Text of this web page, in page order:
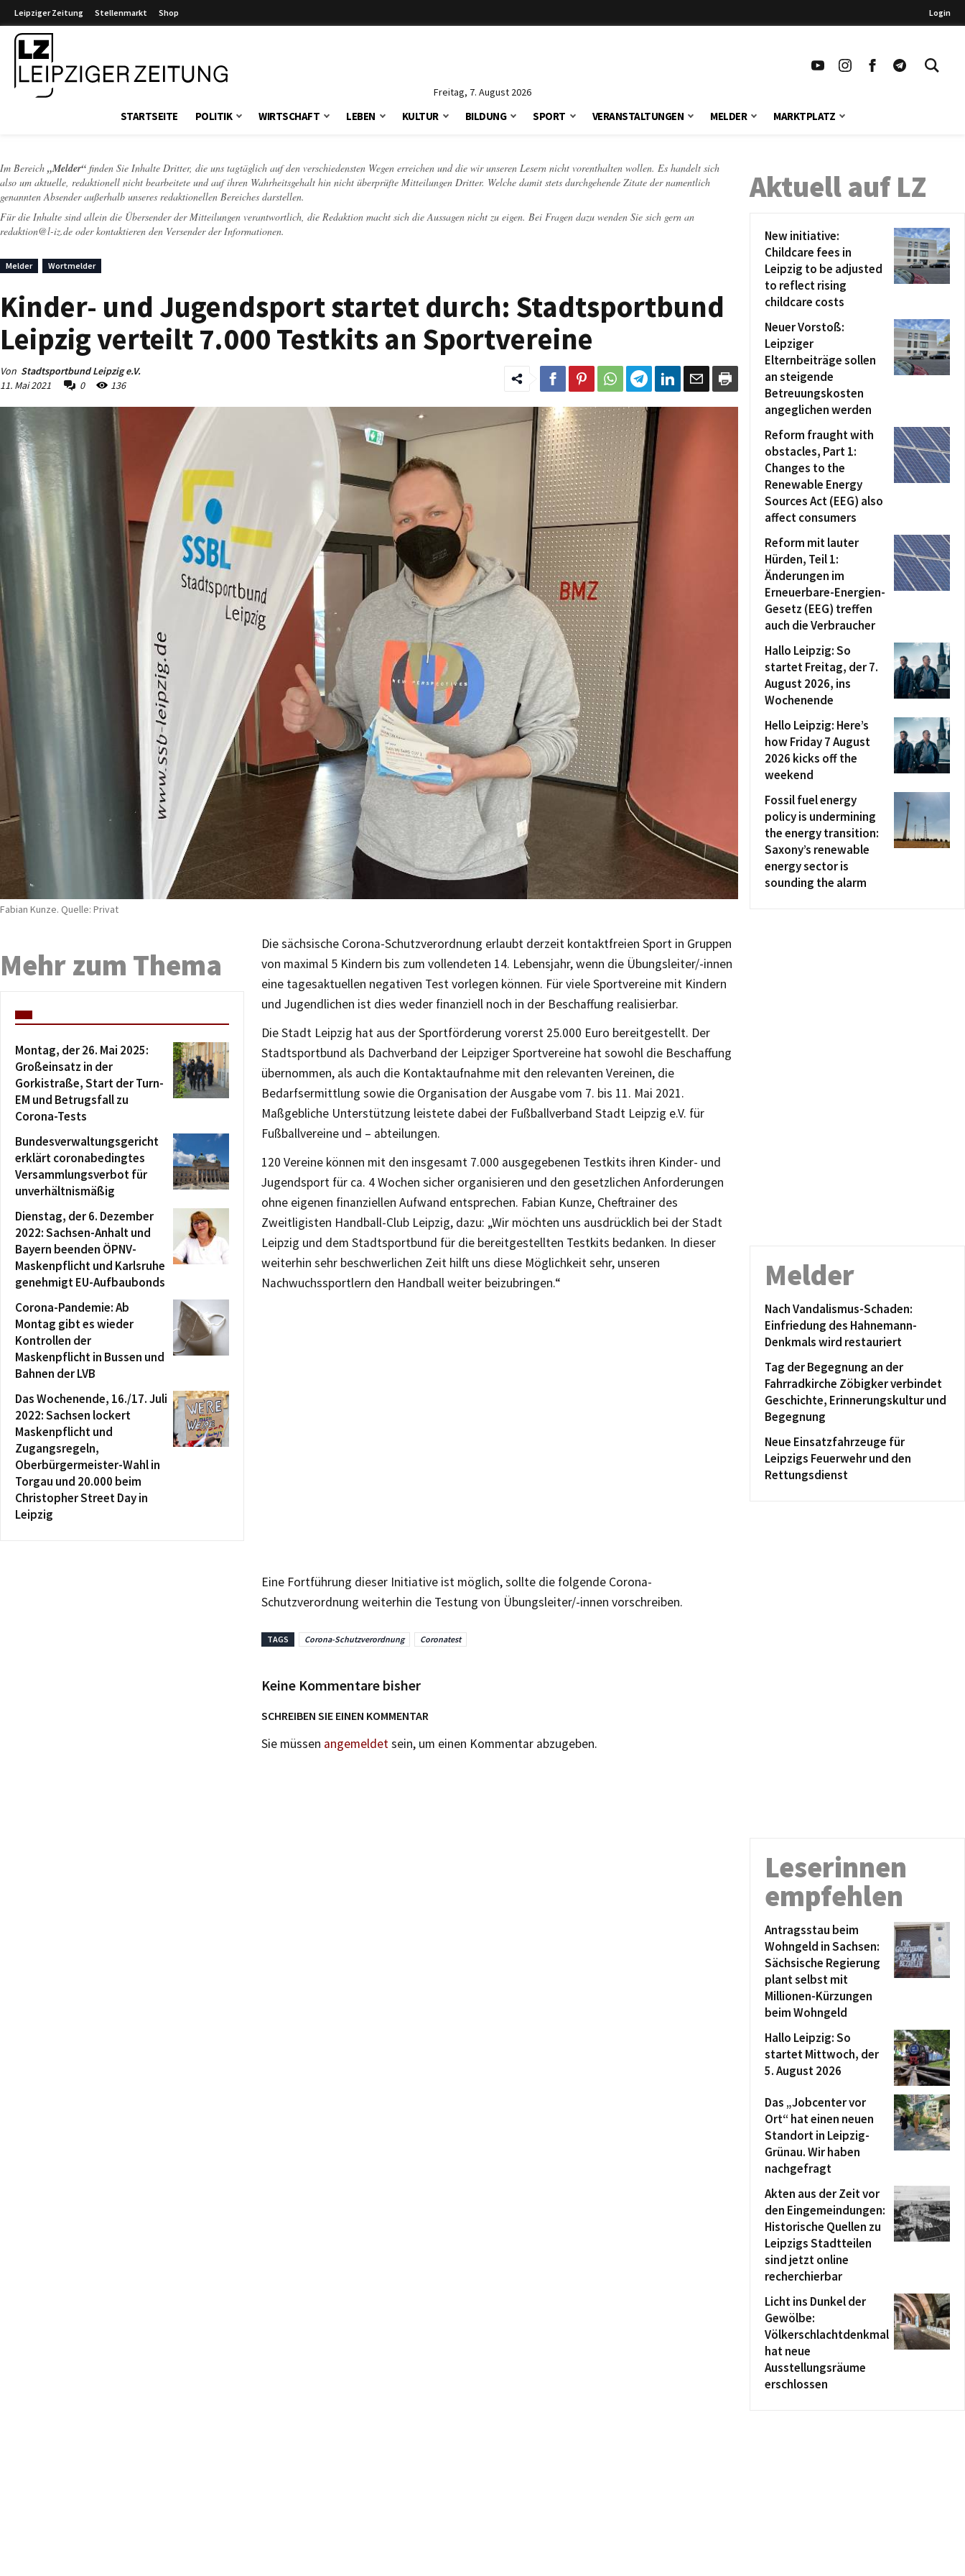
Leipziger Zeitung Stellenmarkt Shop Login
Freitag, 7. August 2026
STARTSEITE POLITIK WIRTSCHAFT LEBEN KULTUR BILDUNG SPORT VERANSTALTUNGEN MELDER MARKTPLATZ
Im Bereich „Melder“ finden Sie Inhalte Dritter, die uns tagtäglich auf den verschiedensten Wegen erreichen und die wir unseren Lesern nicht vorenthalten wollen. Es handelt sich
also um aktuelle, redaktionell nicht bearbeitete und auf ihren Wahrheitsgehalt hin nicht überprüfte Mitteilungen Dritter. Welche damit stets durchgehende Zitate der namentlich
genannten Absender außerhalb unseres redaktionellen Bereiches darstellen.
Für die Inhalte sind allein die Übersender der Mitteilungen verantwortlich, die Redaktion macht sich die Aussagen nicht zu eigen. Bei Fragen dazu wenden Sie sich gern an
redaktion@l-iz.de oder kontaktieren den Versender der Informationen.
Melder Wortmelder
Kinder- und Jugendsport startet durch: Stadtsportbund
Leipzig verteilt 7.000 Testkits an Sportvereine
Von Stadtsportbund Leipzig e.V.
11. Mai 2021
0 136
Fabian Kunze. Quelle: Privat
Die sächsische Corona-Schutzverordnung erlaubt derzeit kontaktfreien Sport in Gruppen
von maximal 5 Kindern bis zum vollendeten 14. Lebensjahr, wenn die Übungsleiter/-innen
eine tagesaktuellen negativen Test vorlegen können. Für viele Sportvereine mit Kindern
und Jugendlichen ist dies weder finanziell noch in der Beschaffung realisierbar.
Die Stadt Leipzig hat aus der Sportförderung vorerst 25.000 Euro bereitgestellt. Der
Stadtsportbund als Dachverband der Leipziger Sportvereine hat sowohl die Beschaffung
übernommen, als auch die Kontaktaufnahme mit den relevanten Vereinen, die
Bedarfsermittlung sowie die Organisation der Ausgabe vom 7. bis 11. Mai 2021.
Maßgebliche Unterstützung leistete dabei der Fußballverband Stadt Leipzig e.V. für
Fußballvereine und – abteilungen.
120 Vereine können mit den insgesamt 7.000 ausgegebenen Testkits ihren Kinder- und
Jugendsport für ca. 4 Wochen sicher organisieren und den gesetzlichen Anforderungen
ohne eigenen finanziellen Aufwand entsprechen. Fabian Kunze, Cheftrainer des
Zweitligisten Handball-Club Leipzig, dazu: „Wir möchten uns ausdrücklich bei der Stadt
Leipzig und dem Stadtsportbund für die bereitgestellten Testkits bedanken. In dieser
weiterhin sehr beschwerlichen Zeit hilft uns diese Möglichkeit sehr, unseren
Nachwuchssportlern den Handball weiter beizubringen.“
Eine Fortführung dieser Initiative ist möglich, sollte die folgende Corona-
Schutzverordnung weiterhin die Testung von Übungsleiter/-innen vorschreiben.
TAGS Corona-Schutzverordnung Coronatest
Keine Kommentare bisher
SCHREIBEN SIE EINEN KOMMENTAR
Sie müssen angemeldetsein, um einen Kommentar abzugeben.
Mehr zum Thema
Montag, der 26. Mai 2025:
Großeinsatz in der
Gorkistraße, Start der Turn-
EM und Betrugsfall zu
Corona-Tests
Bundesverwaltungsgericht
erklärt coronabedingtes
Versammlungsverbot für
unverhältnismäßig
Dienstag, der 6. Dezember
2022: Sachsen-Anhalt und
Bayern beenden ÖPNV-
Maskenpflicht und Karlsruhe
genehmigt EU-Aufbaubonds
Corona-Pandemie: Ab
Montag gibt es wieder
Kontrollen der
Maskenpflicht in Bussen und
Bahnen der LVB
Das Wochenende, 16./17. Juli
2022: Sachsen lockert
Maskenpflicht und
Zugangsregeln,
Oberbürgermeister-Wahl in
Torgau und 20.000 beim
Christopher Street Day in
Leipzig
Aktuell auf LZ
New initiative:
Childcare fees in
Leipzig to be adjusted
to reflect rising
childcare costs
Neuer Vorstoß:
Leipziger
Elternbeiträge sollen
an steigende
Betreuungskosten
angeglichen werden
Reform fraught with
obstacles, Part 1:
Changes to the
Renewable Energy
Sources Act (EEG) also
affect consumers
Reform mit lauter
Hürden, Teil 1:
Änderungen im
Erneuerbare-Energien-
Gesetz (EEG) treffen
auch die Verbraucher
Hallo Leipzig: So
startet Freitag, der 7.
August 2026, ins
Wochenende
Hello Leipzig: Here’s
how Friday 7 August
2026 kicks off the
weekend
Fossil fuel energy
policy is undermining
the energy transition:
Saxony’s renewable
energy sector is
sounding the alarm
Melder
Nach Vandalismus-Schaden:
Einfriedung des Hahnemann-
Denkmals wird restauriert
Tag der Begegnung an der
Fahrradkirche Zöbigker verbindet
Geschichte, Erinnerungskultur und
Begegnung
Neue Einsatzfahrzeuge für
Leipzigs Feuerwehr und den
Rettungsdienst
Leserinnen
empfehlen
Antragsstau beim
Wohngeld in Sachsen:
Sächsische Regierung
plant selbst mit
Millionen-Kürzungen
beim Wohngeld
Hallo Leipzig: So
startet Mittwoch, der
5. August 2026
Das „Jobcenter vor
Ort“ hat einen neuen
Standort in Leipzig-
Grünau. Wir haben
nachgefragt
Akten aus der Zeit vor
den Eingemeindungen:
Historische Quellen zu
Leipzigs Stadtteilen
sind jetzt online
recherchierbar
Licht ins Dunkel der
Gewölbe:
Völkerschlachtdenkmal
hat neue
Ausstellungsräume
erschlossen